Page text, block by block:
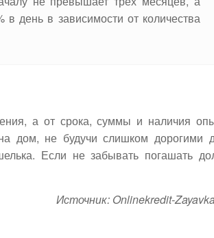
день в зависимости от количества
а от срока, суммы и наличия
дом, не будучи слишком дорогими
Если не забывать погашать
Источник: Onlinekredit-